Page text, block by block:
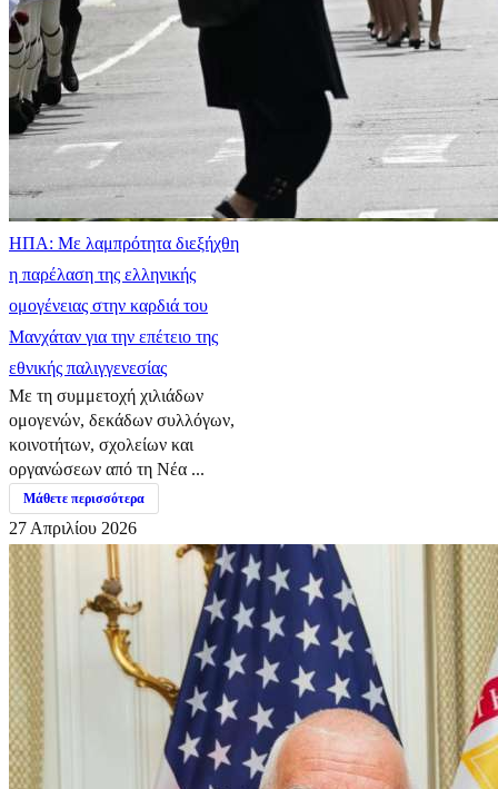
ΗΠΑ: Με λαμπρότητα διεξήχθη
η παρέλαση της ελληνικής
ομογένειας στην καρδιά του
Μανχάταν για την επέτειο της
εθνικής παλιγγενεσίας
Με τη συμμετοχή χιλιάδων
ομογενών, δεκάδων συλλόγων,
κοινοτήτων, σχολείων και
οργανώσεων από τη Νέα ...
Μάθετε περισσότερα
27 Απριλίου 2026